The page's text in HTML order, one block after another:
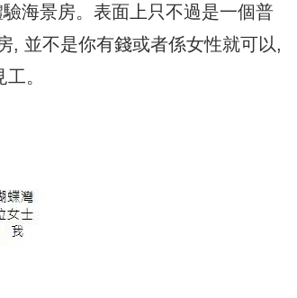
海景房。表面上只不過是一個普
, 並不是你有錢或者係女性就可以,
。